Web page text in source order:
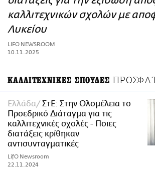
ΑΜΠΑ
PRINT
καλλιτεχνικών σχολών με
Λυκείου
LIFO NEWSROOM
10.11.2025
ΚΑΛΛΙΤΕΧΝΙΚΕΣ ΣΠΟΥΔΕΣ
Ελλάδα
ΣτΕ: Στην Ολομέλεια το
Προεδρικό Διάταγμα για τις
καλλιτεχνικές σχολές - Ποιες
διατάξεις κρίθηκαν
αντισυνταγματικές
LifO Newsroom
22.11.2024